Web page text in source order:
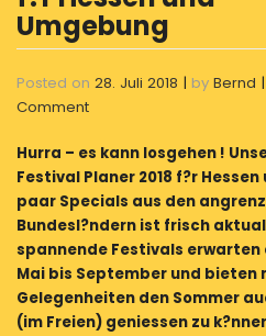
Umgebung
Posted on 28. Juli 2018 | by Bernd |
Commenton
Top-
Adressen:
Open
Air
Festival
Kalender
2018
f?
Hurra – es kann losgehen !
Festival Planer 2018 f?r Hessen
paar Specials aus den
Bundesl?ndern ist frisch
spannende Festivals erwarten
Mai bis September und bieten
Gelegenheiten den Sommer
(im Freien) geniessen zu